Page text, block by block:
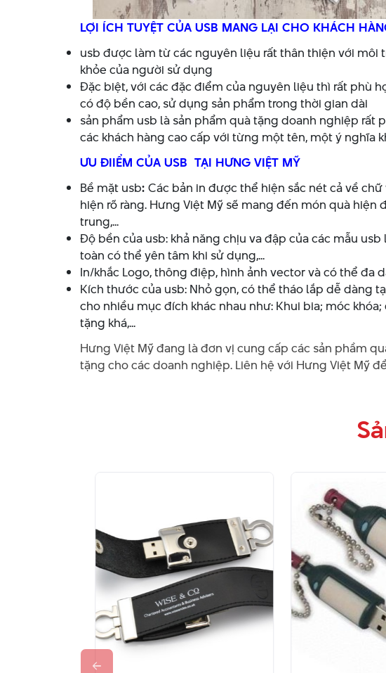
LỢI ÍCH TUYỆT CỦA USB MANG LẠI CHO KHÁCH
usb được làm từ các nguyên liệu rất thân thiện với môi
khỏe của người sử dụng
Đặc biệt, với các đặc điểm của nguyên liệu thì rất phù
có độ bền cao, sử dụng sản phẩm trong thời gian dài
sản phẩm usb là sản phẩm quà tặng doanh nghiệp rất
các khách hàng cao cấp với từng một tên, một ý nghĩa
ƯU ĐIIỂM CỦA USB TẠI HƯNG VIỆT MỸ
Bề mặt usb: Các bản in được thể hiện sắc nét cả về
hiện rõ ràng. Hưng Việt Mỹ sẽ mang đến món quà hiện
trung,...
Độ bền của usb: khả năng chịu va đập của các mẫu
toàn có thể yên tâm khi sử dụng,...
In/khắc Logo, thông điệp, hình ảnh vector và có thể đa
Kích thước của usb: Nhỏ gọn, có thể tháo lắp dễ dàng
cho nhiều mục đích khác nhau như: Khui bia; móc
tặng khá,...
Hưng Việt Mỹ đang là đơn vị cung cấp các sản phầm
tặng cho các doanh nghiệp. Liên hệ với Hưng Việt Mỹ